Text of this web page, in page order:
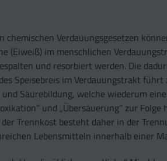
chemischen Verdauungsgesetzen
(Eiweiß) im menschlichen
und resorbiert werden. Die
Speisebreis im Verdauungstrakt führt
Säurebildung, welche wiederum eine
und „Übersäuerung“ zur Folge
Trennkost besteht daher in der
Lebensmitteln innerhalb einer